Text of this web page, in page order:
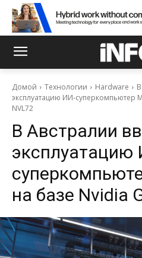
Домой Технологии Hardware
эксплуатацию ИИ-суперкомпьютер
NVL72
В Австралии
эксплуатацию
на базе Nvidia